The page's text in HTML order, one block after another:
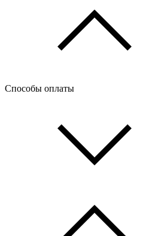
Способы оплаты